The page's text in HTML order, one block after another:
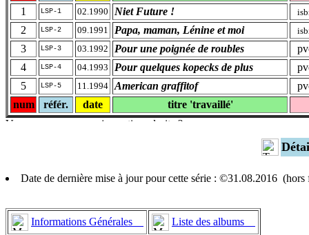
1
LSP-1 02.1990 Niet Future !
2 LSP-2 09.1991 Papa, maman, Lénine et moi
3 LSP-3 03.1992 Pour une poignée de roubles
4
LSP-4 04.1993 Pour quelques kopecks de plus
5
LSP-5 11.1994 American graffitof
num
référ. date titre 'travaillé'
Date de dernière mise à jour pour cette série : ©31.08.2016 (hors
Informations Générales Liste des albums